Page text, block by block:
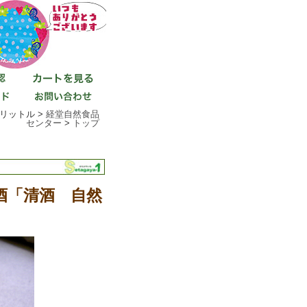
ットル > 経堂自然食品
センター > トップ
「清酒 自然